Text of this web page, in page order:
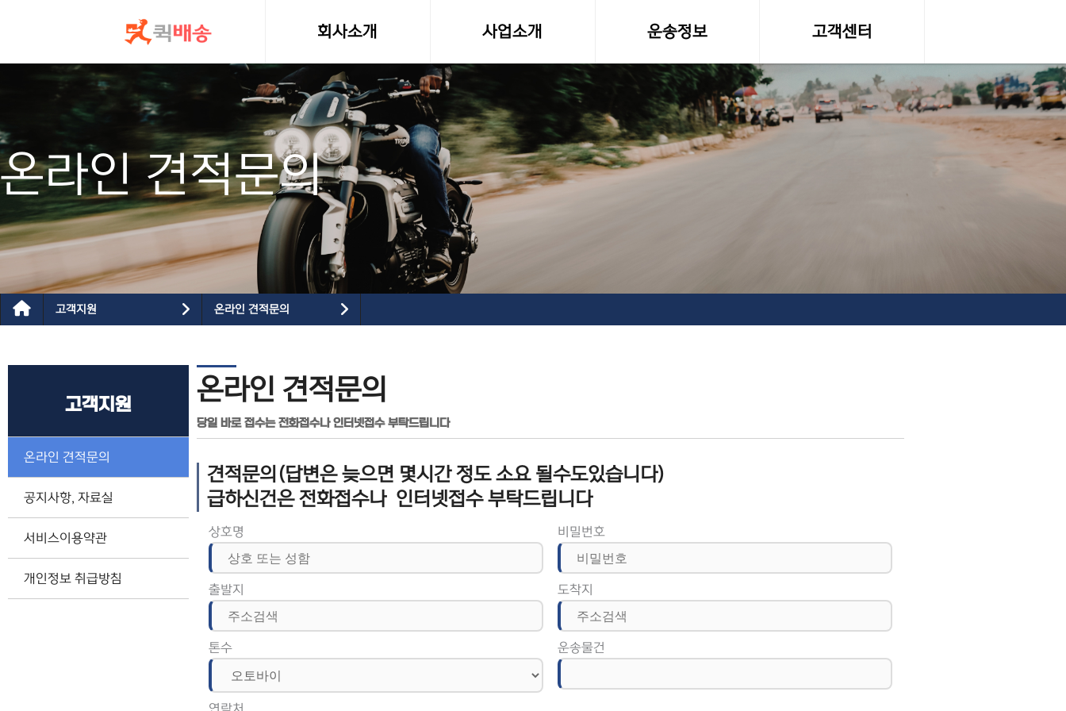
회사소개
인사말
사업소개
소형화물(다마스,라보)
전국화물운송
오토바이퀵사업부
전국당일연계배송
운송정보
화물차량제원
전국화물 운송료조회
화물운송 이용약관
고객센터
온라인 견적문의
공지사항, 자료실
온라인 견적문의
고객지원 온라인 견적문의
고객지원
온라인 견적문의
공지사항, 자료실
서비스이용약관
개인정보 취급방침
온라인 견적문의
당일 바로 접수는 전화접수나 인터넷접수 부탁드립니다
견적문의(답변은 늦으면 몇시간 정도 소요 될수도있습니다)
급하신건은 전화접수나 인터넷접수 부탁드립니다
상호명 비밀번호
출발지 도착지
톤수 운송물건